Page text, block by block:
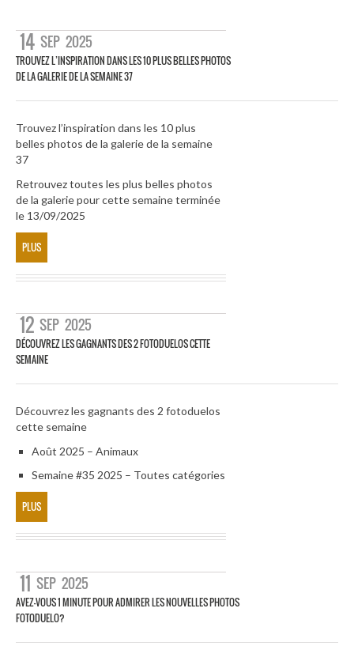
14 SEP 2025
TROUVEZ L’INSPIRATION DANS LES 10 PLUS BELLES PHOTOS
DE LA GALERIE DE LA SEMAINE 37
Trouvez l’inspiration dans les 10 plus
belles photos de la galerie de la semaine
37
Retrouvez toutes les plus belles photos
de la galerie pour cette semaine terminée
le 13/09/2025
PLUS
12 SEP 2025
DÉCOUVREZ LES GAGNANTS DES 2 FOTODUELOS CETTE
SEMAINE
Découvrez les gagnants des 2 fotoduelos
cette semaine
Août 2025 – Animaux
Semaine #35 2025 – Toutes catégories
PLUS
11 SEP 2025
AVEZ-VOUS 1 MINUTE POUR ADMIRER LES NOUVELLES PHOTOS
FOTODUELO?